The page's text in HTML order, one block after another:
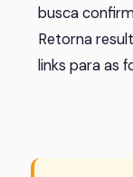
busca
Retorna
links para as